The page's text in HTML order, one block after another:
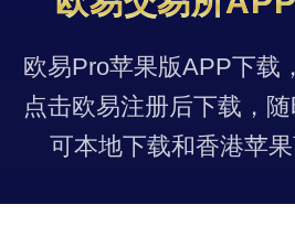
欧易Pro苹果版APP下载
点击欧易注册后下载，随
可本地下载和香港苹